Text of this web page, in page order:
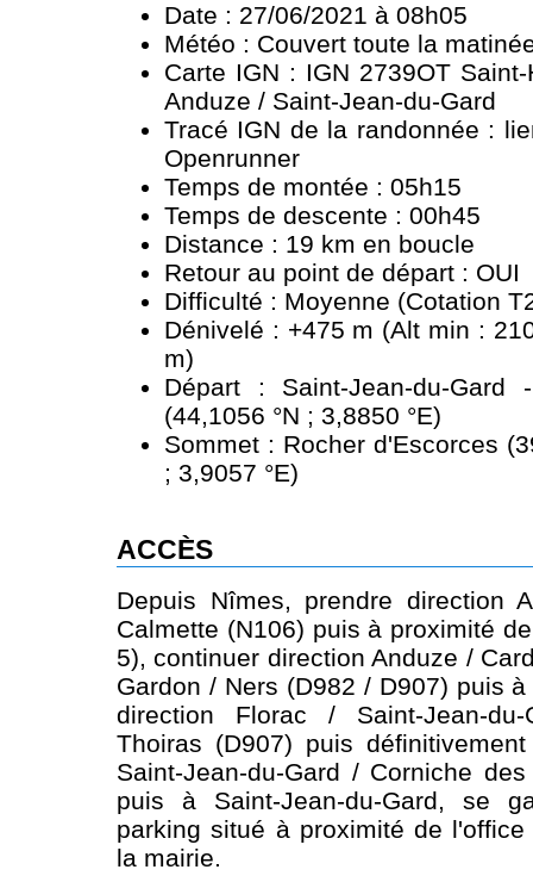
Date : 27/06/2021 à 08h05
Météo : Couvert toute la
Carte IGN : IGN 2739OT
Anduze / Saint-Jean-du-Gard
Tracé IGN de la randonnée :
Openrunner
Temps de montée : 05h15
Temps de descente : 00h45
Distance : 19 km en boucle
Retour au point de départ : OUI
Difficulté : Moyenne (Cotation
Dénivelé : +475 m (Alt min :
m)
Départ : Saint-Jean-du-
(44,1056 °N ; 3,8850 °E)
Sommet : Rocher d'Escorces
; 3,9057 °E)
ACCÈS
Depuis Nîmes, prendre direction
Calmette (N106) puis à proximité
5), continuer direction Anduze /
Gardon / Ners (D982 / D907) puis
direction Florac / Saint-Jean-
Thoiras (D907) puis
Saint-Jean-du-Gard / Corniche
puis à Saint-Jean-du-Gard, se
parking situé à proximité de
la mairie.